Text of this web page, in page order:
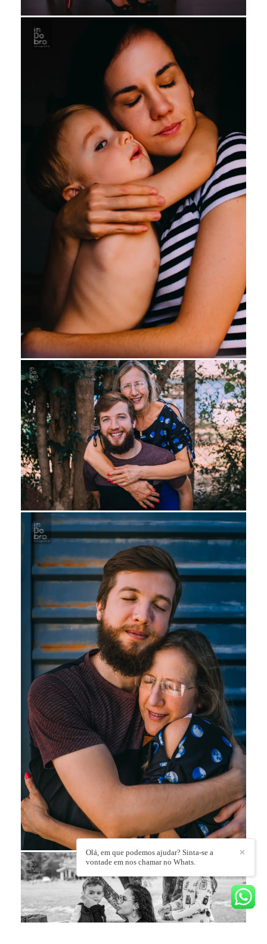
✕
Olá, em que podemos ajudar? Sinta-se a
vontade em nos chamar no Whats.